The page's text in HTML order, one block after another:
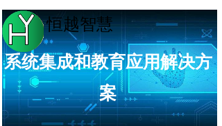
恒越智慧
系统集成和教育应用解决方
案